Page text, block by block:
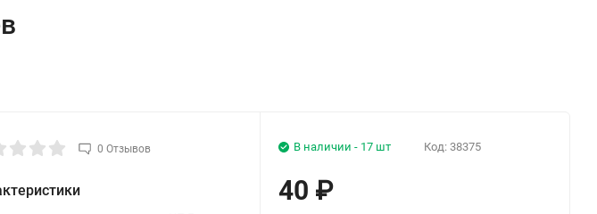
0 Отзывов В наличии - 17 шт Код: 38375
40 ₽